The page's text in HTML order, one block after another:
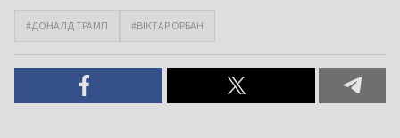
#ДОНАЛД ТРАМП #ВІКТАР ОРБАН